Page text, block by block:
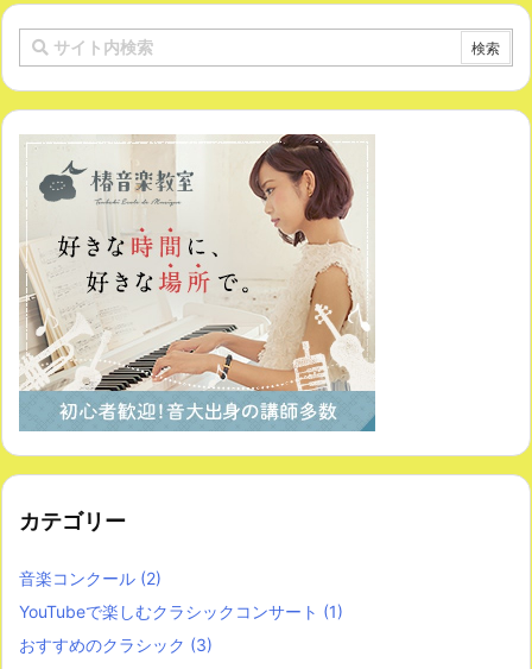
カテゴリー
音楽コンクール (2)
YouTubeで楽しむクラシックコンサート (1)
おすすめのクラシック (3)